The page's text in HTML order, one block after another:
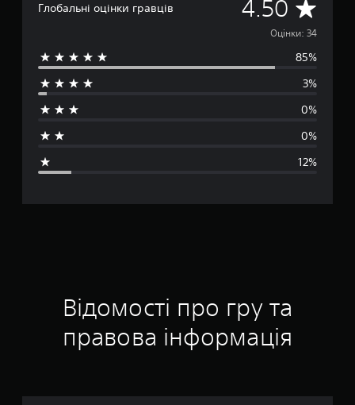
Глобальні оцінки гравців 4.50 С
е
р
н
о
н
к
Оцінки: 34
85%
3%
0%
0%
12%
Відомості про гру та
правова інформація